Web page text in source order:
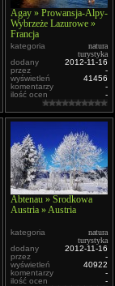
Agay » Prowansja-Alpy-
Wybrzeże Lazurowe »
Francja
kategoria
natura
turystyka
dodany
2012-11-16
przez
-
wyświetleń
41456
komentarzy
-
ilość ocen
-
Abtenau » Środkowa
Austria » Austria
kategoria
natura
turystyka
dodany
2012-11-16
przez
-
wyświetleń
40922
komentarzy
-
ilość ocen
-